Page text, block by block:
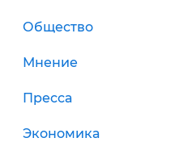
Общество
Мнение
Пресса
Экономика